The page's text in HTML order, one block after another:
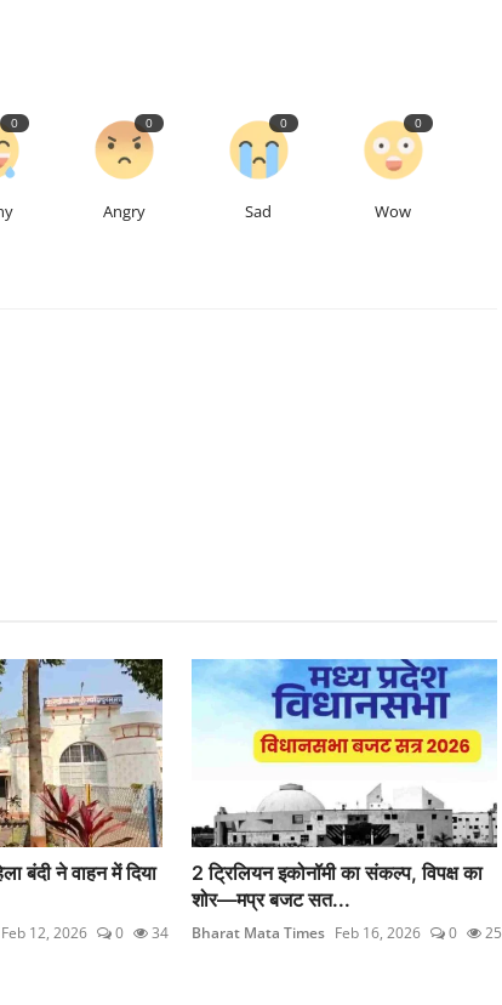
0 0
Angry
0
Sad
0
Wow
बंदी ने वाहन में दिया
Feb 12, 2026 0 34
2 ट्रिलियन इकोनॉमी का संकल्प, विपक्ष का
शोर—मप्र बजट सत...
Bharat Mata Times Feb 16, 2026 0 25